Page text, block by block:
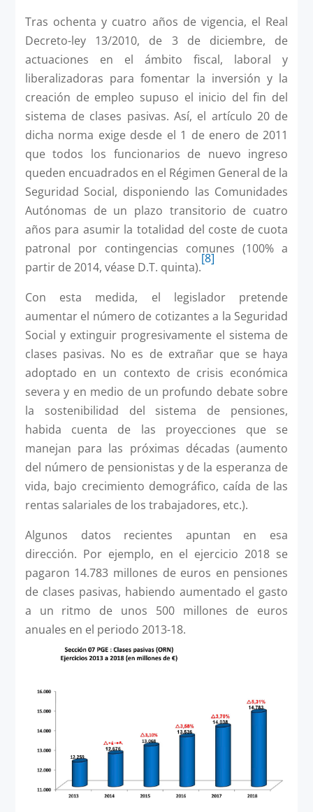
Tras ochenta y cuatro años de vigencia, el Real
Decreto-ley 13/2010, de 3 de diciembre, de
actuaciones en el ámbito fiscal, laboral y
liberalizadoras para fomentar la inversión y la
creación de empleo supuso el inicio del fin del
sistema de clases pasivas. Así, el artículo 20 de
dicha norma exige desde el 1 de enero de 2011
que todos los funcionarios de nuevo ingreso
queden encuadrados en el Régimen General de la
Seguridad Social, disponiendo las Comunidades
Autónomas de un plazo transitorio de cuatro
años para asumir la totalidad del coste de cuota
patronal por contingencias comunes (100% a
partir de 2014, véase D.T. quinta).
[8]
Con esta medida, el legislador pretende
aumentar el número de cotizantes a la Seguridad
Social y extinguir progresivamente el sistema de
clases pasivas. No es de extrañar que se haya
adoptado en un contexto de crisis económica
severa y en medio de un profundo debate sobre
la sostenibilidad del sistema de pensiones,
habida cuenta de las proyecciones que se
manejan para las próximas décadas (aumento
del número de pensionistas y de la esperanza de
vida, bajo crecimiento demográfico, caída de las
rentas salariales de los trabajadores, etc.).
Algunos datos recientes apuntan en esa
dirección. Por ejemplo, en el ejercicio 2018 se
pagaron 14.783 millones de euros en pensiones
de clases pasivas, habiendo aumentado el gasto
a un ritmo de unos 500 millones de euros
anuales en el periodo 2013-18.